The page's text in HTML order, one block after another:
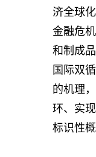
济全球
金融危
和制成
国际双
的机理
环、实
标识性